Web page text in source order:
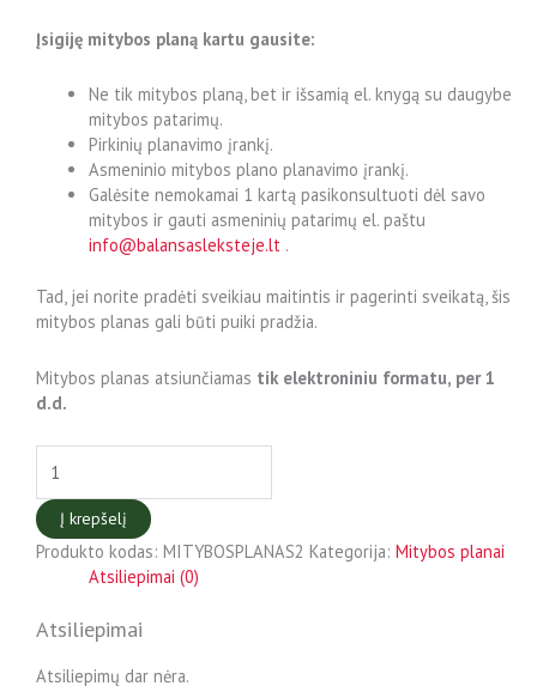
Įsigiję mitybos planą kartu gausite:
Ne tik mitybos planą, bet ir išsamią el. knygą su daugybe
mitybos patarimų.
Pirkinių planavimo įrankį.
Asmeninio mitybos plano planavimo įrankį.
Galėsite nemokamai 1 kartą pasikonsultuoti dėl savo
mitybos ir gauti asmeninių patarimų el. paštu
info@balansasleksteje.lt.
Tad, jei norite pradėti sveikiau maitintis ir pagerinti sveikatą, šis
mitybos planas gali būti puiki pradžia.
Mitybos planas atsiunčiamas tik elektroniniu formatu, per 1
d.d.
Į krepšelį
Produkto kodas: MITYBOSPLANAS2 Kategorija: Mitybos planai
Atsiliepimai (0)
Atsiliepimai
Atsiliepimų dar nėra.